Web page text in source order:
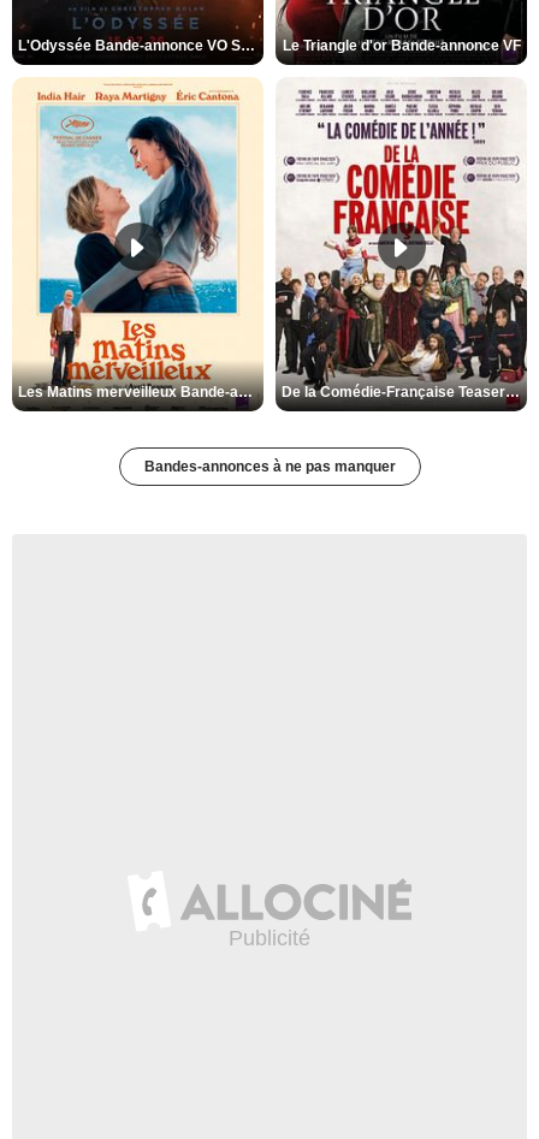
L'Odyssée Bande-annonce VO STFR Le Triangle d'or Bande-annonce VF
Les Matins merveilleux Bande-annonce VF De la Comédie-Française Teaser VF
Bandes-annonces à ne pas manquer